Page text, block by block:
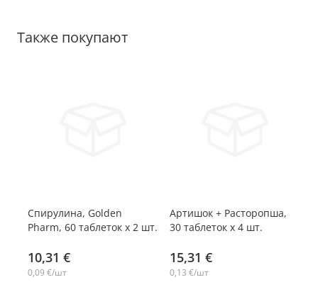
Также покупают
-14%
Спирулина, Golden
Pharm, 60 таблеток х 2 шт.
10,31 €
0,09 €/шт
-14%
Артишок + Расторопша,
30 таблеток х 4 шт.
15,31 €
0,13 €/шт